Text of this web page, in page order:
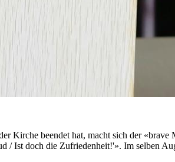
Kirche beendet hat, macht sich der
/ Ist doch die Zufriedenheit!'». Im selben